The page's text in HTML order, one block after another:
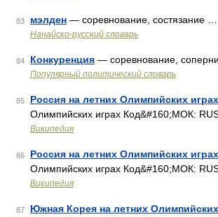
83 мэлден — соревнование, состязание …
Нанайско-русский словарь
84 Конкуренция — соревнование,
Популярный политический словарь
85 Россия на летних Олимпийских
Олимпийских играх Код&#160;МОК:
Википедия
86 Россия на летних Олимпийских
Олимпийских играх Код&#160;МОК:
Википедия
87 Южная Корея на летних